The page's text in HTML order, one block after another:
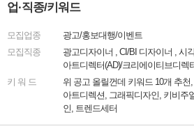
업·직종/키워드
모집업종
광고/홍보대행/이벤트
모집직종
광고디자이너 , CI/BI 디자이너 , 시
아트디렉터(AD)/크리에이티브디렉
키 워 드
위 공고 올릴껀데 키워드 10개 추
아트디렉션, 그래픽디자인, 키비주
인, 트렌드세터